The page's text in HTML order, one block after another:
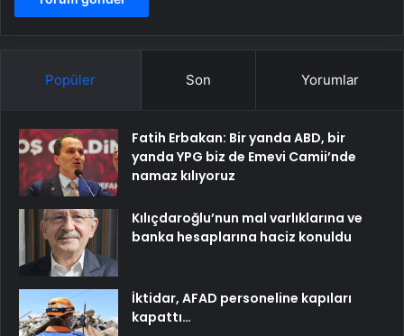
Popüler Son Yorumlar
Fatih Erbakan: Bir yanda ABD, bir
yanda YPG biz de Emevi Camii’nde
namaz kılıyoruz
Kılıçdaroğlu’nun mal varlıklarına ve
banka hesaplarına haciz konuldu
İktidar, AFAD personeline kapıları
kapattı…